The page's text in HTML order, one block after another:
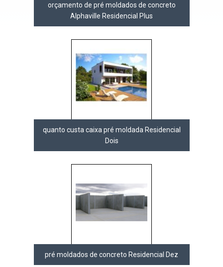
orçamento de pré moldados de concreto
Alphaville Residencial Plus
quanto custa caixa pré moldada Residencial
Dois
pré moldados de concreto Residencial Dez